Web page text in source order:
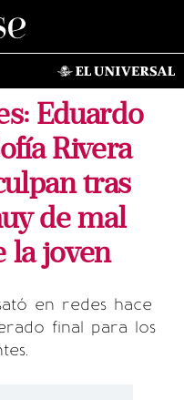
Eduardo
Rivera
tras
de mal
la joven
en redes hace
final para los